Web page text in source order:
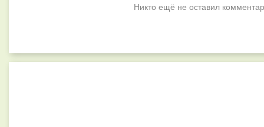
Никто ещё не оставил